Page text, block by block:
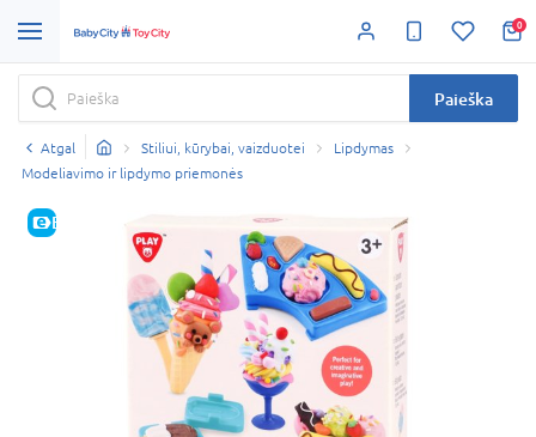
0
Paieška
Atgal Stiliui, kūrybai, vaizduotei
Lipdymas
Modeliavimo ir lipdymo priemonės
E-KAINA